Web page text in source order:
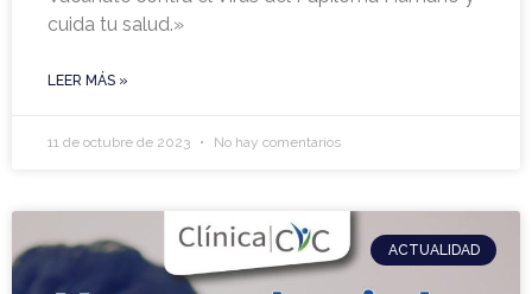
cuida tu salud.»
LEER MÁS »
11 de octubre de 2023 No hay comentarios
ACTUALIDAD